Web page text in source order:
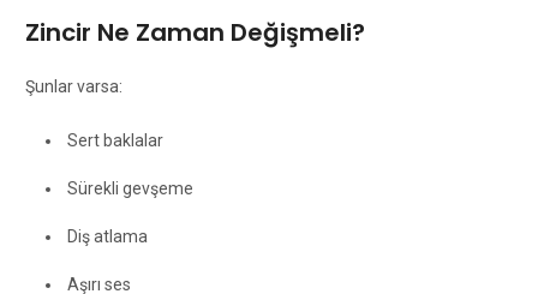
Zincir Ne Zaman Değişmeli?
Şunlar varsa:
Sert baklalar
Sürekli gevşeme
Diş atlama
Aşırı ses